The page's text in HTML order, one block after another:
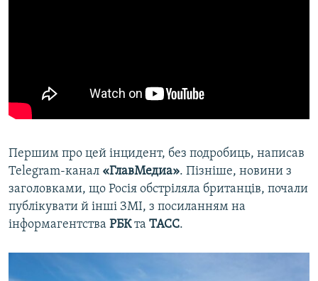
Першим про цей інцидент, без подробиць, написав
Telegram-канал «ГлавМедиа». Пізніше, новини з
заголовками, що Росія обстріляла британців, почали
публікувати й інші ЗМІ, з посиланням на
інформагентства РБКта ТАСС.